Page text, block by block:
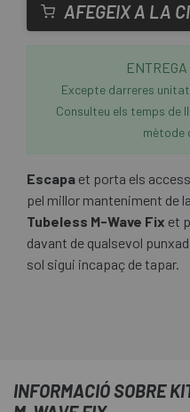
AFEGEIX A LA
Excepte darreres
Consulteu els temps de
mètode
Escapa et porta els
pel millor manteniment de
Tubeless M-Wave Fix et
davant de qualsevol
sol sigui incapaç de tapar.
INFORMACIÓ SOBRE